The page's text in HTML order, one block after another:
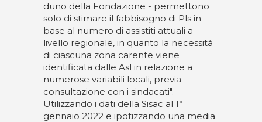
duno della Fondazione - permettono
solo di stimare il fabbisogno di Pls in
base al numero di assistiti attuali a
livello regionale, in quanto la necessità
di ciascuna zona carente viene
identificata dalle Asl in relazione a
numerose variabili locali, previa
consultazione con i sindacati".
Utilizzando i dati della Sisac al 1°
gennaio 2022 e ipotizzando una media